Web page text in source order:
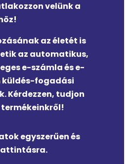
velünk a
az életét is
az automatikus,
e-számla és e-
küldés-fogadási
Kérdezzen, tudjon
egyszerűen és